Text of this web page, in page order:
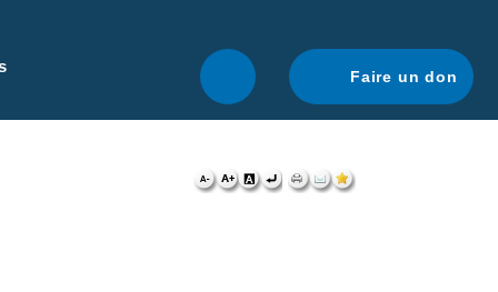
navigation optimale.
Faire un don